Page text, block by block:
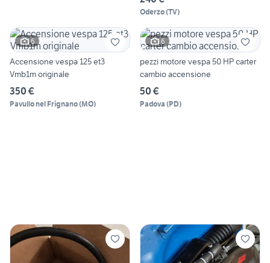
Oderzo(TV)
6
Accensione vespa 125 et3
Vmb1m originale
350 €
Pavullo nel Frignano(MO)
6
pezzi motore vespa 50 HP carter
cambio accensione
50 €
Padova (PD)